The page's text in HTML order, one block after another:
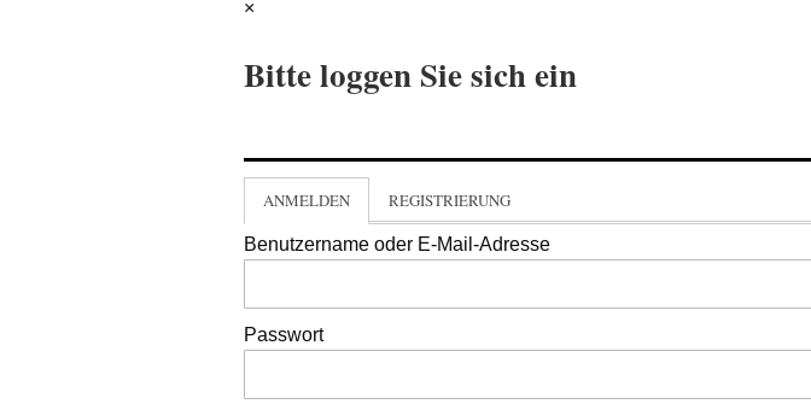
×
Bitte loggen Sie sich ein
ANMELDEN REGISTRIERUNG
Benutzername oder E-Mail-Adresse
Passwort